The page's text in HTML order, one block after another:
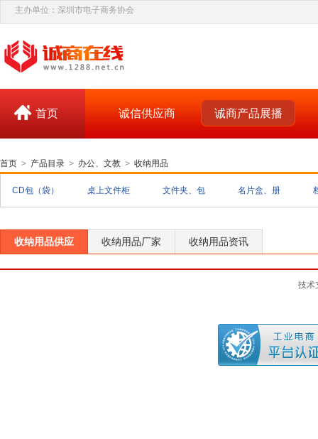
主办单位：深圳市电子商务协会
首页 诚信供应商 诚商产品展播
首页 > 产品目录 > 办公、文教 > 收纳用品
CD包（袋）
桌上文件柜
（架）
文件夹、包 名片盒、册
收纳用品供应 收纳用品厂家 收纳用品资讯
技术